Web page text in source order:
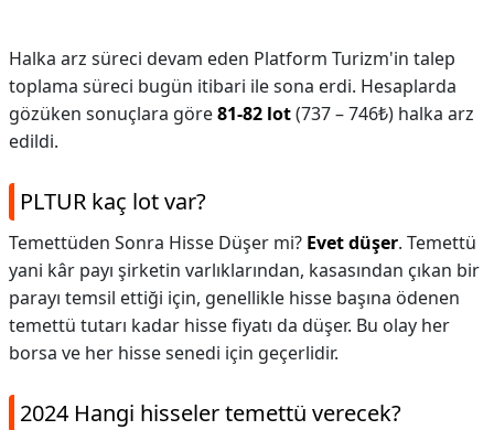
Halka arz süreci devam eden Platform Turizm'in talep
toplama süreci bugün itibari ile sona erdi. Hesaplarda
gözüken sonuçlara göre81-82 lot(737 – 746₺) halka arz
edildi.
PLTUR kaç lot var?
Temettüden Sonra Hisse Düşer mi? Evet düşer. Temettü
yani kâr payı şirketin varlıklarından, kasasından çıkan bir
parayı temsil ettiği için, genellikle hisse başına ödenen
temettü tutarı kadar hisse fiyatı da düşer. Bu olay her
borsa ve her hisse senedi için geçerlidir.
2024 Hangi hisseler temettü verecek?